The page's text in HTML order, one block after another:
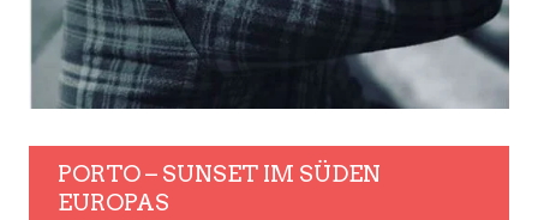
PORTO – SUNSET IM SÜDEN
EUROPAS